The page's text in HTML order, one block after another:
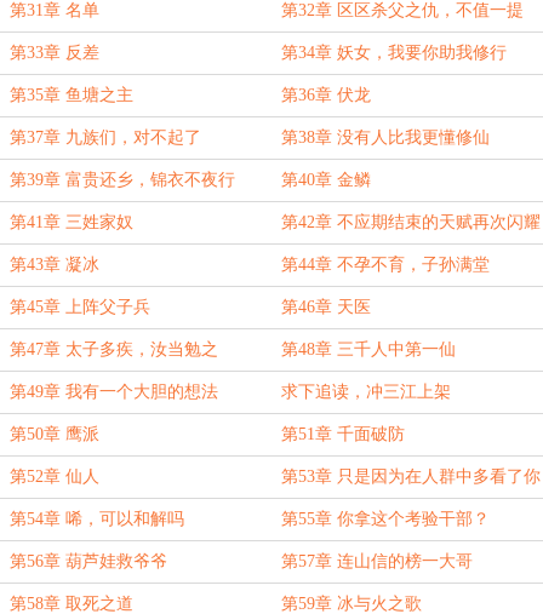
第31章 名单 第32章 区区杀父之仇，不值一提
第33章 反差 第34章 妖女，我要你助我修行
第35章 鱼塘之主 第36章 伏龙
第37章 九族们，对不起了 第38章 没有人比我更懂修仙
第39章 富贵还乡，锦衣不夜行 第40章 金鳞
第41章 三姓家奴 第42章 不应期结束的天赋再次闪耀
第43章 凝冰 第44章 不孕不育，子孙满堂
第45章 上阵父子兵 第46章 天医
第47章 太子多疾，汝当勉之 第48章 三千人中第一仙
第49章 我有一个大胆的想法 求下追读，冲三江上架
第50章 鹰派 第51章 千面破防
第52章 仙人 第53章 只是因为在人群中多看了你
一眼
第54章 唏，可以和解吗 第55章 你拿这个考验干部？
第56章 葫芦娃救爷爷 第57章 连山信的榜一大哥
第58章 取死之道 第59章 冰与火之歌